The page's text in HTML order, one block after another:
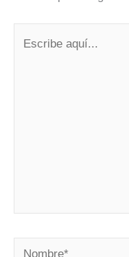
Nombre*